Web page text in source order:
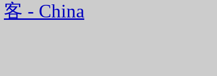
客 - China